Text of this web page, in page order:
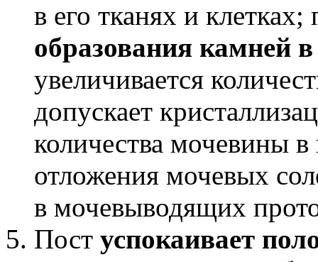
в его тканях и
образования камней
увеличивается
допускает
количества мочевины
отложения мочевых
в мочевыводящих
Пост успокаивает